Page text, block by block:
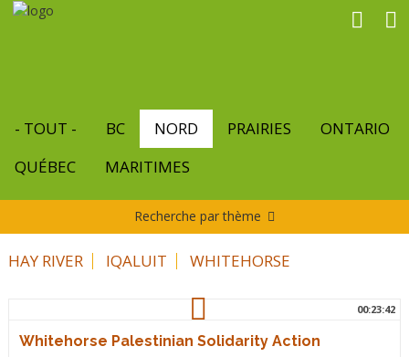
Aller
- TOUT - BC NORD PRAIRIES
ONTARIO
QUÉBEC
MARITIMES
Recherche par thème
HAY RIVER IQALUIT WHITEHORSE
00:23:42
Whitehorse Palestinian Solidarity Action